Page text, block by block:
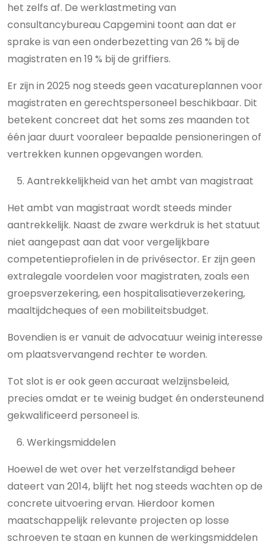
het zelfs af. De werklastmeting van
consultancybureau Capgemini toont aan dat er
sprake is van een onderbezetting van 26 % bij de
magistraten en 19 % bij de griffiers.
Er zijn in 2025 nog steeds geen vacatureplannen voor
magistraten en gerechtspersoneel beschikbaar. Dit
betekent concreet dat het soms zes maanden tot
één jaar duurt vooraleer bepaalde pensioneringen of
vertrekken kunnen opgevangen worden.
Aantrekkelijkheid van het ambt van magistraat
Het ambt van magistraat wordt steeds minder
aantrekkelijk. Naast de zware werkdruk is het statuut
niet aangepast aan dat voor vergelijkbare
competentieprofielen in de privésector. Er zijn geen
extralegale voordelen voor magistraten, zoals een
groepsverzekering, een hospitalisatieverzekering,
maaltijdcheques of een mobiliteitsbudget.
Bovendien is er vanuit de advocatuur weinig interesse
om plaatsvervangend rechter te worden.
Tot slot is er ook geen accuraat welzijnsbeleid,
precies omdat er te weinig budget én ondersteunend
gekwalificeerd personeel is.
Werkingsmiddelen
Hoewel de wet over het verzelfstandigd beheer
dateert van 2014, blijft het nog steeds wachten op de
concrete uitvoering ervan. Hierdoor komen
maatschappelijk relevante projecten op losse
schroeven te staan en kunnen de werkingsmiddelen